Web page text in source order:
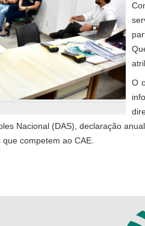
O
Nacional (DAS), declaração
competem ao CAE.